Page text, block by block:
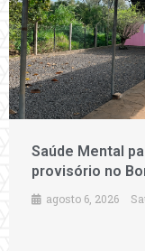
Saúde Mental
provisório no
agosto 6, 2026